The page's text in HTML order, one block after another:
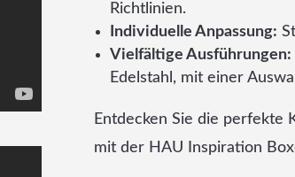
Richtlinien.
Individuelle Anpassung:
Vielfältige Ausführungen:
Edelstahl, mit einer
Entdecken Sie die perfekte
mit der HAU Inspiration